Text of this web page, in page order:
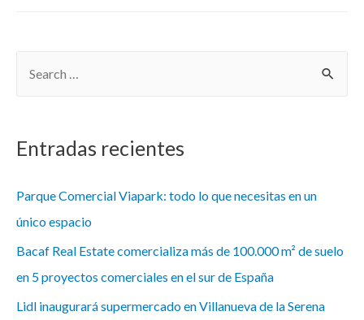
Entradas recientes
Parque Comercial Viapark: todo lo que necesitas en un
único espacio
Bacaf Real Estate comercializa más de 100.000 m² de suelo
en 5 proyectos comerciales en el sur de España
Lidl inaugurará supermercado en Villanueva de la Serena